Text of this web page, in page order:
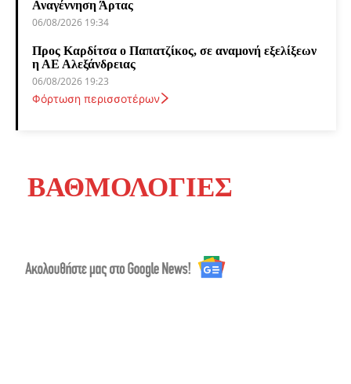
Αναγέννηση Άρτας
06/08/2026 19:34
Προς Καρδίτσα ο Παπατζίκος, σε αναμονή εξελίξεων
η ΑΕ Αλεξάνδρειας
06/08/2026 19:23
Φόρτωση περισσοτέρων
ΒΑΘΜΟΛΟΓΙΕΣ